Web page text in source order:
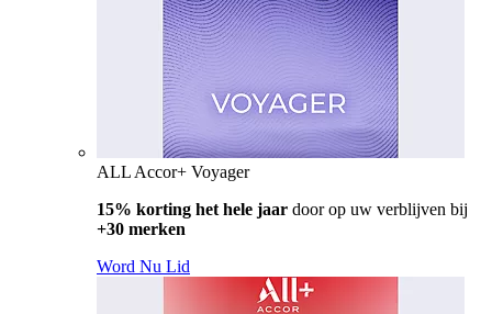
ALL Accor+ Voyager
15% korting het hele jaar door op uw verblijven bij
+30 merken
Word Nu Lid